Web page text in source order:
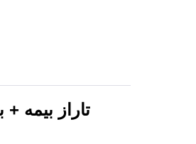
تاراز بیمه